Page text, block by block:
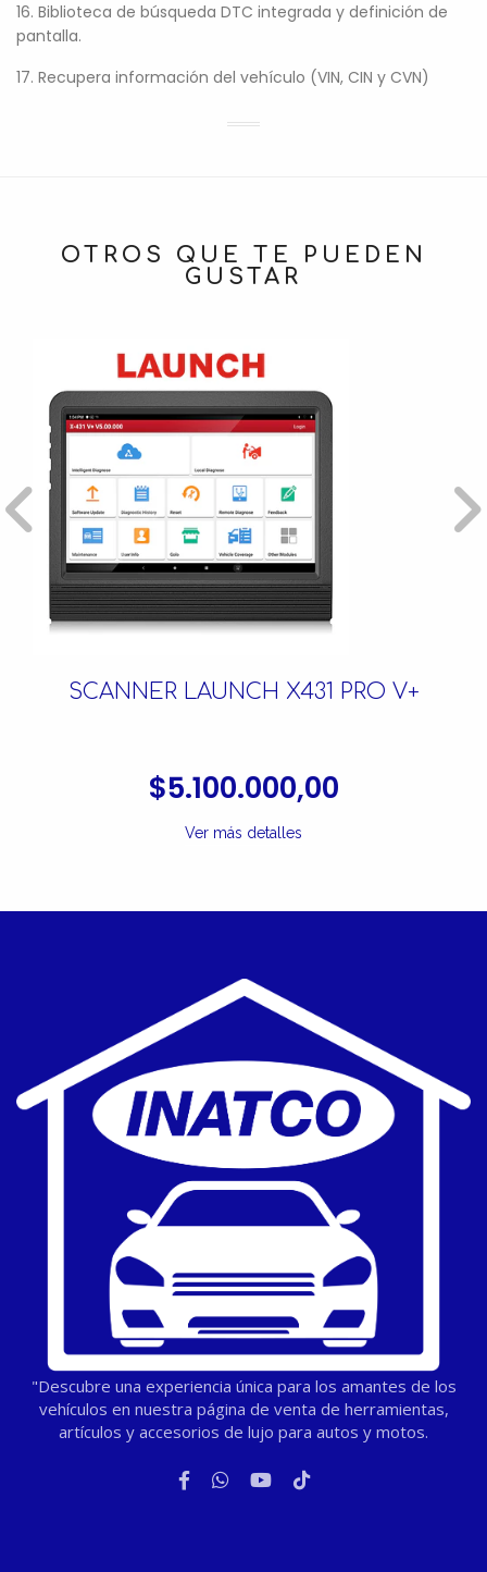
16. Biblioteca de búsqueda DTC integrada y definición de
pantalla.
17. Recupera información del vehículo (VIN, CIN y CVN)
OTROS QUE TE PUEDEN
GUSTAR
SCANNER LAUNCH X431 PRO V+
$5.100.000,00
Ver más detalles
"Descubre una experiencia única para los amantes de los
vehículos en nuestra página de venta de herramientas,
artículos y accesorios de lujo para autos y motos.